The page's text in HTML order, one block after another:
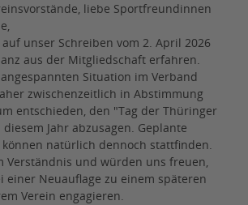
liebe Sportfreundinnen
unser Schreiben vom 2. April 2026
aus der Mitgliedschaft erfahren.
Situation im Verband
zwischenzeitlich in Abstimmung
entschieden, den "Tag der Thüringer
Jahr abzusagen. Geplante
natürlich dennoch stattfinden.
Verständnis und würden uns freuen,
einer Neuauflage zu einem späteren
Verein engagieren.